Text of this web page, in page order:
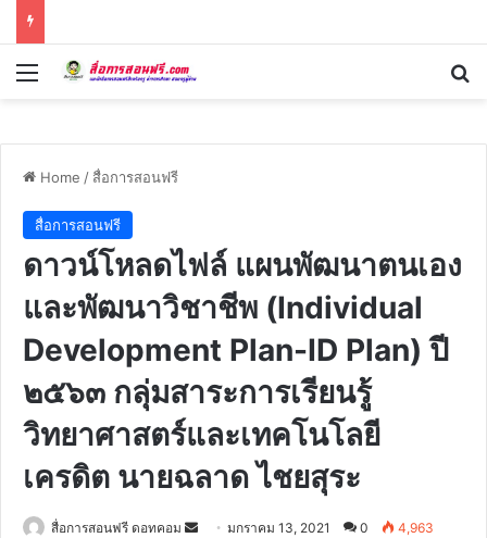
Menu
Home / สื่อการสอนฟรี
สื่อการสอนฟรี
ดาวน์โหลดไฟล์ แผนพัฒนาตนเอง
และพัฒนาวิชาชีพ (Individual
Development Plan-ID Plan) ปี
๒๕๖๓ กลุ่มสาระการเรียนรู้
วิทยาศาสตร์และเทคโนโลยี
เครดิต นายฉลาด ไชยสุระ
สื่อการสอนฟรี ดอทคอม
Sendมกราคม 13, 2021 0 4,963